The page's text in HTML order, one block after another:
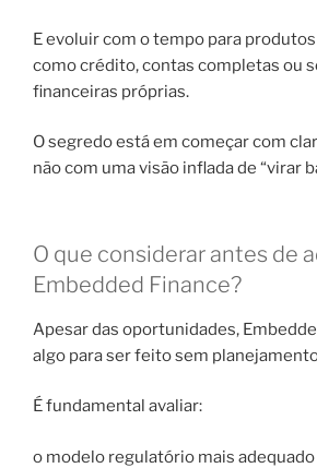
E evoluir com o tempo para
como crédito, contas completas ou
financeiras próprias.
O segredo está em começar com
não com uma visão inflada de “virar
O que considerar antes de
Embedded Finance?
Apesar das oportunidades,
algo para ser feito sem
É fundamental avaliar:
o modelo regulatório mais adequado